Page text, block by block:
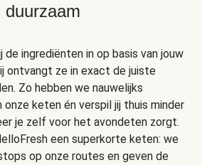
duurzaam
de ingrediënten in op basis van jouw
ontvangt ze in exact de juiste
Zo hebben we nauwelijks
keten én verspil jij thuis minder
je zelf voor het avondeten zorgt.
een superkorte keten: we
op onze routes en geven de